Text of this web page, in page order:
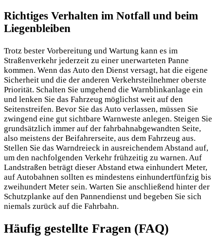
Richtiges Verhalten im Notfall und beim
Liegenbleiben
Trotz bester Vorbereitung und Wartung kann es im
Straßenverkehr jederzeit zu einer unerwarteten Panne
kommen. Wenn das Auto den Dienst versagt, hat die eigene
Sicherheit und die der anderen Verkehrsteilnehmer oberste
Priorität. Schalten Sie umgehend die Warnblinkanlage ein
und lenken Sie das Fahrzeug möglichst weit auf den
Seitenstreifen. Bevor Sie das Auto verlassen, müssen Sie
zwingend eine gut sichtbare Warnweste anlegen. Steigen Sie
grundsätzlich immer auf der fahrbahnabgewandten Seite,
also meistens der Beifahrerseite, aus dem Fahrzeug aus.
Stellen Sie das Warndreieck in ausreichendem Abstand auf,
um den nachfolgenden Verkehr frühzeitig zu warnen. Auf
Landstraßen beträgt dieser Abstand etwa einhundert Meter,
auf Autobahnen sollten es mindestens einhundertfünfzig bis
zweihundert Meter sein. Warten Sie anschließend hinter der
Schutzplanke auf den Pannendienst und begeben Sie sich
niemals zurück auf die Fahrbahn.
Häufig gestellte Fragen (FAQ)